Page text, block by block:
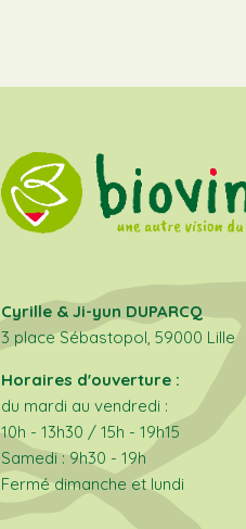
Cyrille & Ji-yun DUPARCQ
3 place Sébastopol, 59000 Lille
Horaires d'ouverture :
du mardi au vendredi :
10h - 13h30 / 15h - 19h15
Samedi : 9h30 - 19h
Fermé dimanche et lundi